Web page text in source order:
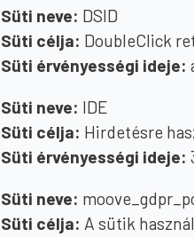
Süti neve: DSID
Süti célja: DoubleClick
Süti érvényességi ideje:
Süti neve: IDE
Süti célja: Hirdetésre
Süti érvényességi ideje:
Süti neve:
Süti célja: A sütik